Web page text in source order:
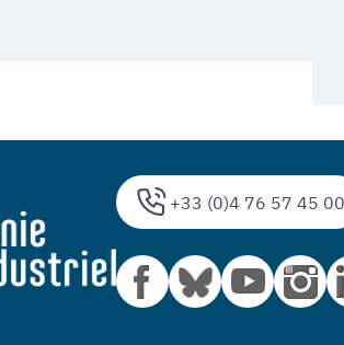
+33 (0)4 76 57 45 00